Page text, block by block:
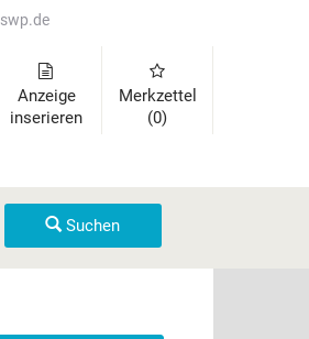
swp.de
Anzeige
inserieren
Merkzettel
(0)
Suchen